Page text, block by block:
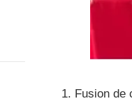
1. Fusion de